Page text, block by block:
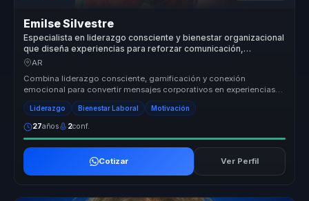
Emilse Silvestre
Especialista en liderazgo consciente y bienestar organizacional
que diseña experiencias para reforzar comunicación,
compromiso y servicio en equipos.
AR
Combina liderazgo consciente, gamificación y conexión
emocional para convertir mensajes corporativos en experiencias
memorables. Su valor...
Liderazgo Bienestar Laboral Motivación
27años 2conf.
Cotizar Ver Perfil